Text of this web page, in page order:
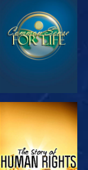
ΠΑΡΑΚΟΛΟΥΘΗΣΤΕ
ΠΑΡΑΚΟΛΟΥΘΗΣΤΕ